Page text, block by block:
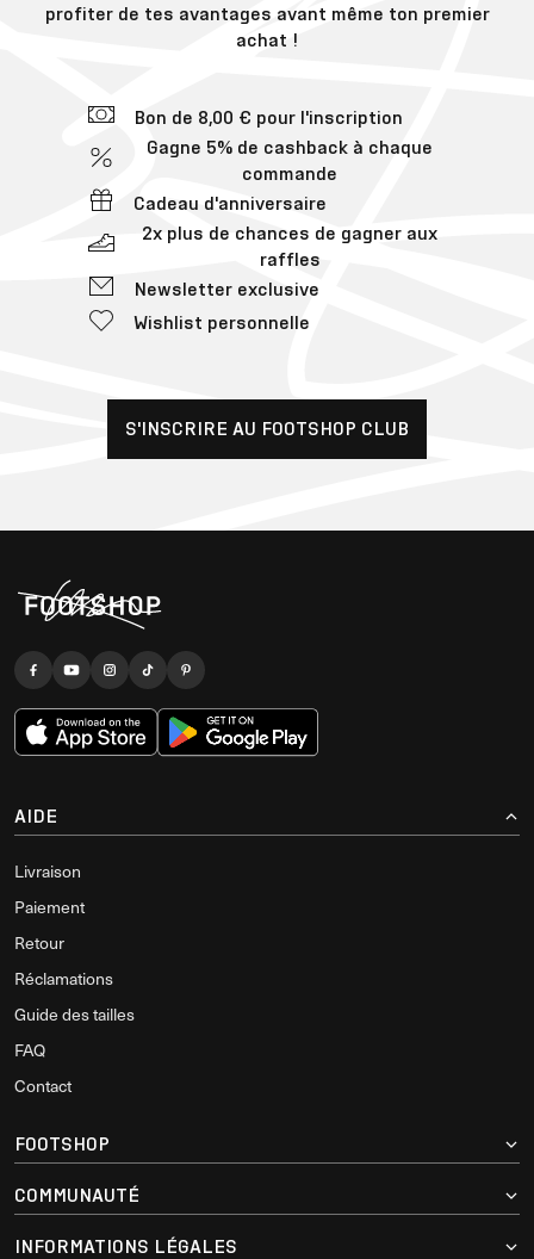
profiter de tes avantages avant même ton premier
achat !
Bon de 8,00 € pour l'inscription
Gagne 5% de cashback à chaque
commande
Cadeau d'anniversaire
2x plus de chances de gagner aux
raffles
Newsletter exclusive
Wishlist personnelle
S'INSCRIRE AU FOOTSHOP CLUB
AIDE
Livraison
Paiement
Retour
Réclamations
Guide des tailles
FAQ
Contact
FOOTSHOP
COMMUNAUTÉ
INFORMATIONS LÉGALES